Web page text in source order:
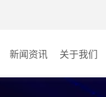
新闻资讯 关于我们